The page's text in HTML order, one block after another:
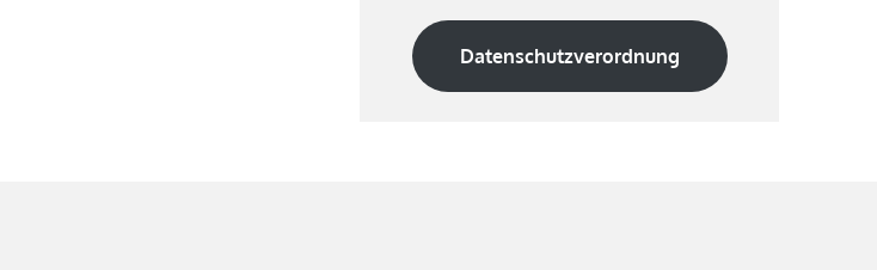
Datenschutzverordnung